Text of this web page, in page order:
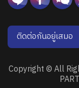
ติดต่อกันอยู่เสมอ
Copyright © All